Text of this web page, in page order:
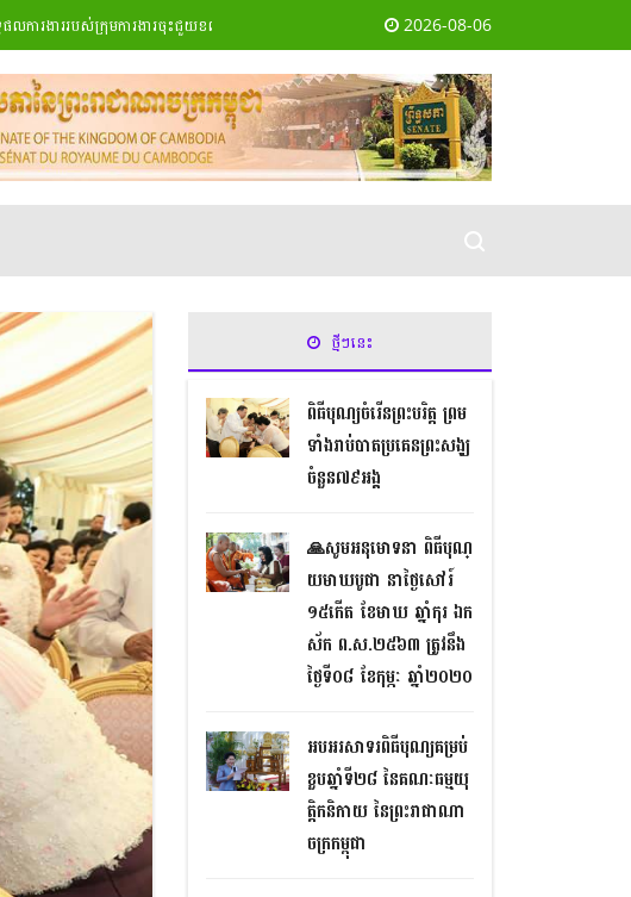
ាររបស់ក្រុមការងារចុះជួយខណ្ឌជ្រោយចង្វារ ប្រចាំខែធ្នូ ឆ្នាំ២០១៩ ' អបអរសាទរពិធីបុណ្យគម្រប់ខួបឆ្នាំទី២៨ នៃ
2026-08-06
ថ្មីៗនេះ
ពិធីបុណ្យចំរើនព្រះបរិត្ត ព្រម
ទាំងរាប់បាតប្រគេនព្រះសង្ឃ
ចំនួន៧៩អង្គ
🙏សូមអនុមោទនា ពិធីបុណ្
យមាឃបូជា នាថ្ងៃសៅរ៍
១៥កើត ខែមាឃ ឆ្នាំកុរ ឯក
ស័ក ព.ស.២៥៦៣ ត្រូវនឹង
ថ្ងៃទី០៨ ខែកុម្ភៈ ឆ្នាំ២០២០
អបអរសាទរពិធីបុណ្យគម្រប់
ខួបឆ្នាំទី២៨ នៃគណៈធម្មយុ
ត្តិកនិកាយ នៃព្រះរាជាណា
ចក្រកម្ពុជា